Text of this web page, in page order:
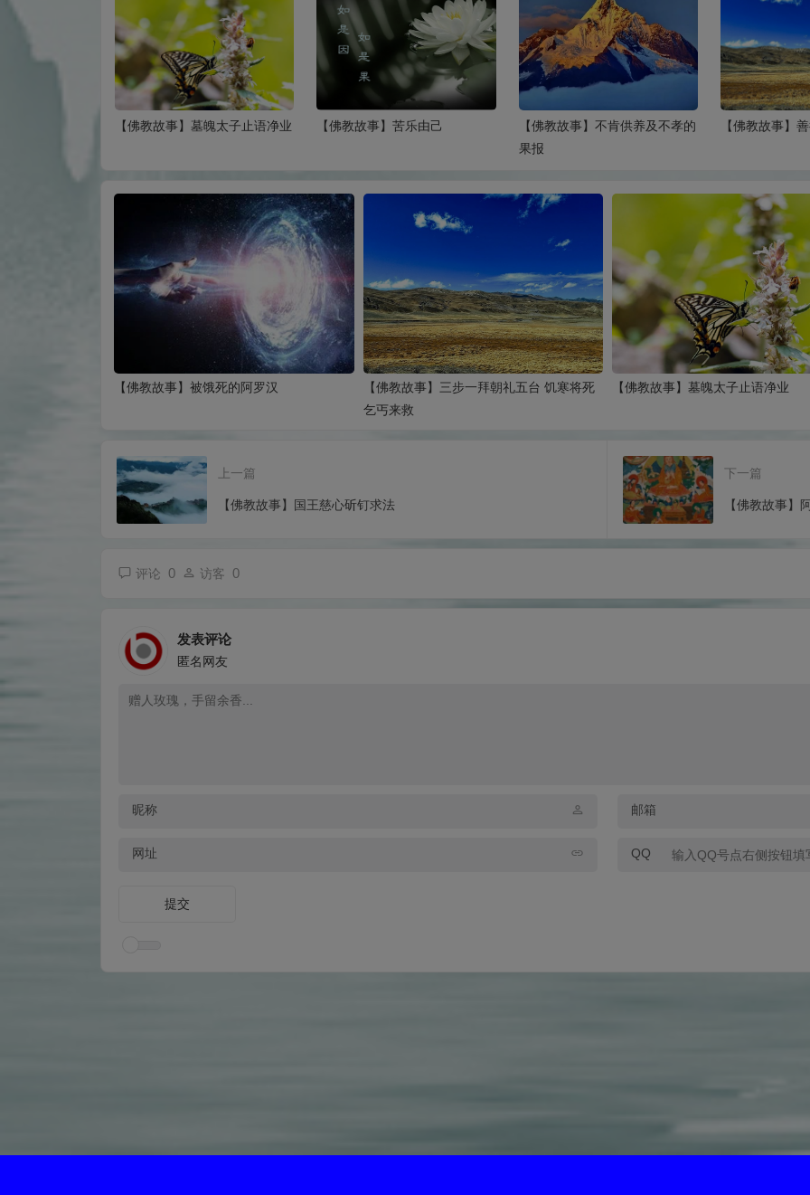
【佛教故事】墓魄太子止语净业 【佛教故事】苦乐由己
【佛教故事】不肯供养及不孝的
果报
【佛教故事】
【佛教故事】被饿死的阿罗汉
【佛教故事】三步一拜朝礼五台 饥寒将死
乞丐来救
【佛教故事】墓魄太子止语净业
上一篇
【佛教故事】国王慈心斫钉求法
下一篇
【佛教故事】
评论 0 访客 0
发表评论
匿名网友
昵称 邮箱
网址 QQ